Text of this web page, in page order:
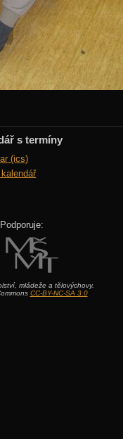
s termíny
(ics)
Podporuje:
mládeže a tělovýchovy.
CC-BY-NC-SA 3.0